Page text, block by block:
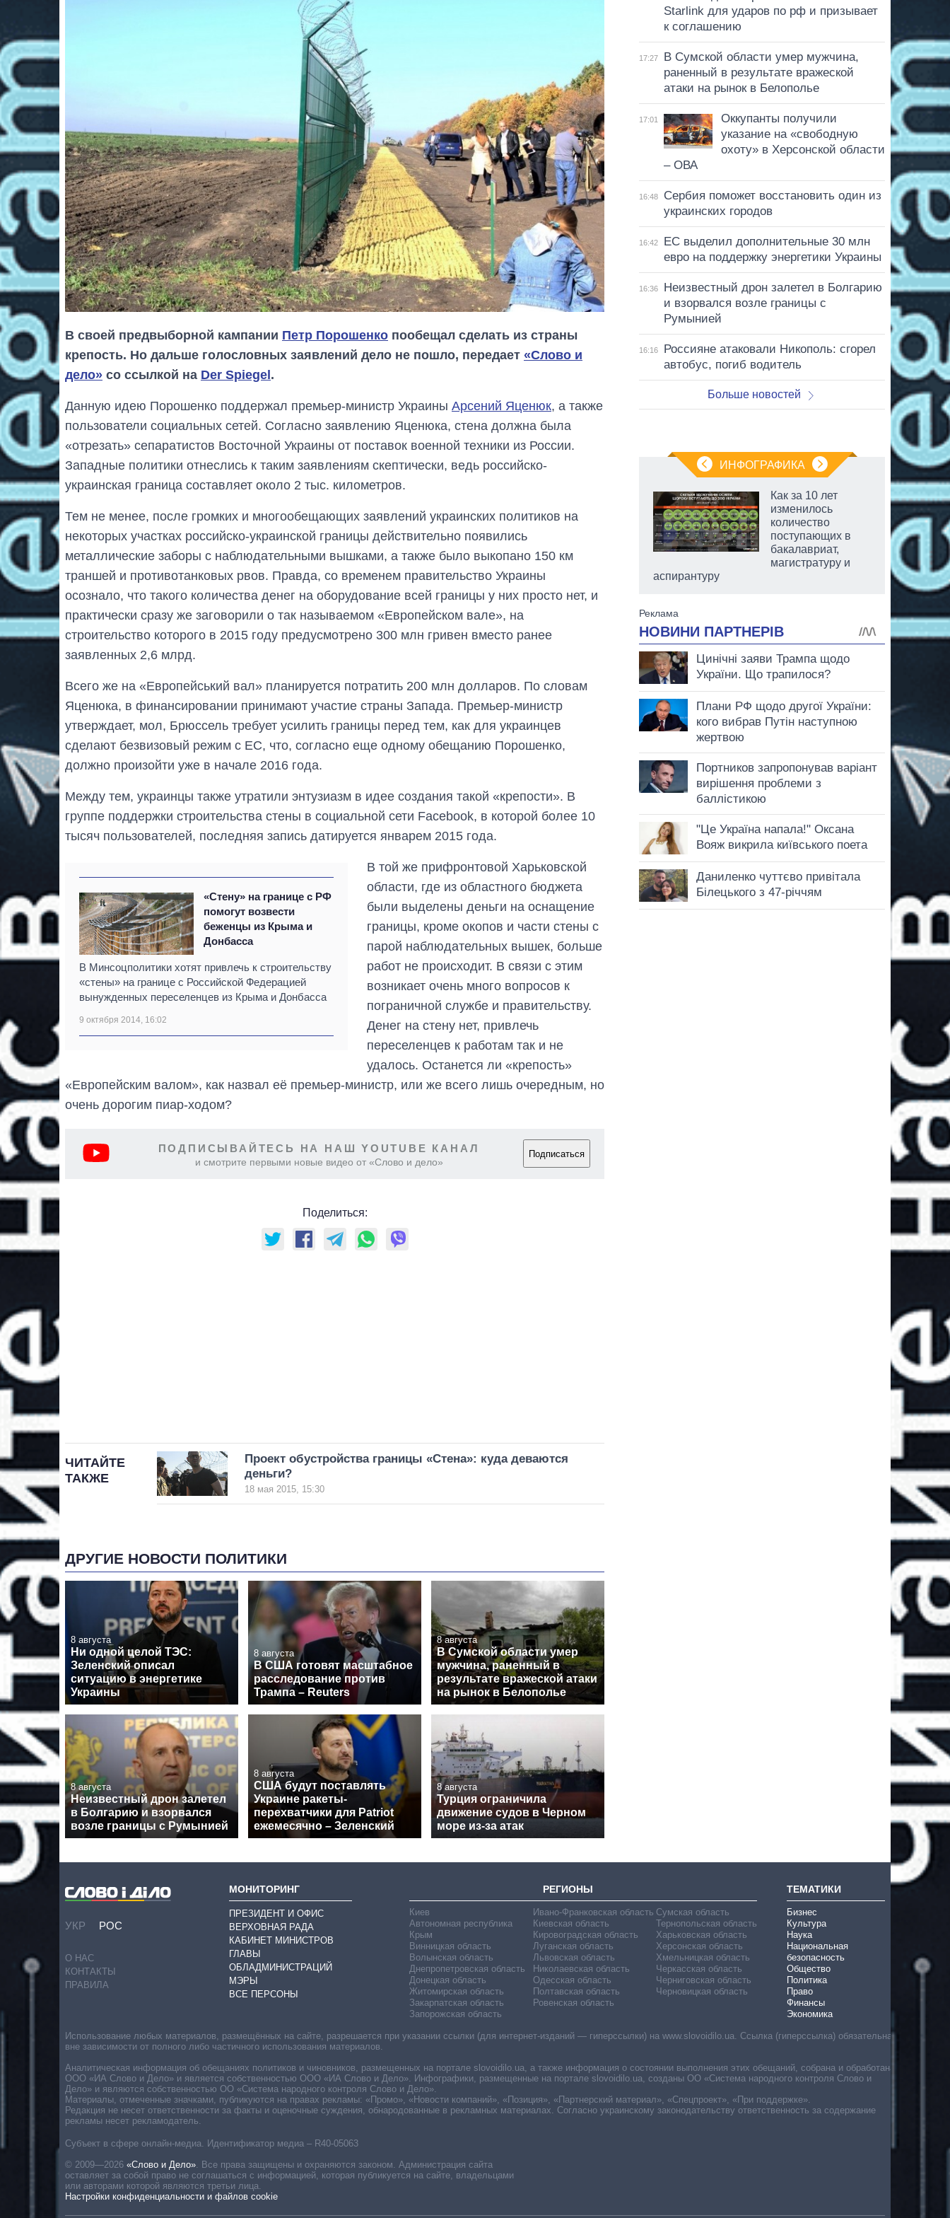
В своей предвыборной кампании Петр Порошенко пообещал сделать из страны
крепость. Но дальше голословных заявлений дело не пошло, передает «Слово и
дело» со ссылкой на Der Spiegel.
Данную идею Порошенко поддержал премьер-министр Украины Арсений Яценюк, а также
пользователи социальных сетей. Согласно заявлению Яценюка, стена должна была
«отрезать» сепаратистов Восточной Украины от поставок военной техники из России.
Западные политики отнеслись к таким заявлениям скептически, ведь российско-
украинская граница составляет около 2 тыс. километров.
Тем не менее, после громких и многообещающих заявлений украинских политиков на
некоторых участках российско-украинской границы действительно появились
металлические заборы с наблюдательными вышками, а также было выкопано 150 км
траншей и противотанковых рвов. Правда, со временем правительство Украины
осознало, что такого количества денег на оборудование всей границы у них просто нет, и
практически сразу же заговорили о так называемом «Европейском вале», на
строительство которого в 2015 году предусмотрено 300 млн гривен вместо ранее
заявленных 2,6 млрд.
Всего же на «Европейський вал» планируется потратить 200 млн долларов. По словам
Яценюка, в финансировании принимают участие страны Запада. Премьер-министр
утверждает, мол, Брюссель требует усилить границы перед тем, как для украинцев
сделают безвизовый режим с ЕС, что, согласно еще одному обещанию Порошенко,
должно произойти уже в начале 2016 года.
Между тем, украинцы также утратили энтузиазм в идее создания такой «крепости». В
группе поддержки строительства стены в социальной сети Facebook, в которой более 10
тысяч пользователей, последняя запись датируется январем 2015 года.
«Стену» на границе с РФ
помогут возвести
беженцы из Крыма и
Донбасса
В Минсоцполитики хотят привлечь к строительству
«стены» на границе с Российской Федерацией
вынужденных переселенцев из Крыма и Донбасса
9 октября 2014, 16:02
В той же прифронтовой Харьковской
области, где из областного бюджета
были выделены деньги на оснащение
границы, кроме окопов и части стены с
парой наблюдательных вышек, больше
работ не происходит. В связи с этим
возникает очень много вопросов к
пограничной службе и правительству.
Денег на стену нет, привлечь
переселенцев к работам так и не
удалось. Останется ли «крепость»
«Европейским валом», как назвал её премьер-министр, или же всего лишь очередным, но
очень дорогим пиар-ходом?
ПОДПИСЫВАЙТЕСЬ НА НАШ YOUTUBE КАНАЛ
и смотрите первыми новые видео от «Слово и дело»
Подписаться
Поделиться:
ЧИТАЙТЕ
ТАКЖЕ
Проект обустройства границы «Стена»: куда деваются
деньги?
18 мая 2015, 15:30
ДРУГИЕ НОВОСТИ ПОЛИТИКИ
8 августа
Ни одной целой ТЭС:
Зеленский описал
ситуацию в энергетике
Украины
8 августа
В США готовят масштабное
расследование против
Трампа – Reuters
8 августа
В Сумской области умер
мужчина, раненный в
результате вражеской атаки
на рынок в Белополье
8 августа
Неизвестный дрон залетел
в Болгарию и взорвался
возле границы с Румынией
8 августа
США будут поставлять
Украине ракеты-
перехватчики для Patriot
ежемесячно – Зеленский
8 августа
Турция ограничила
движение судов в Черном
море из-за атак
Starlink для ударов по рф и призывает
к соглашению
17:27
В Сумской области умер мужчина,
раненный в результате вражеской
атаки на рынок в Белополье
17:01
Оккупанты получили
указание на «свободную
охоту» в Херсонской области
– ОВА
16:48
Сербия поможет восстановить один из
украинских городов
16:42
ЕС выделил дополнительные 30 млн
евро на поддержку энергетики Украины
16:36
Неизвестный дрон залетел в Болгарию
и взорвался возле границы с
Румынией
16:16
Россияне атаковали Никополь: сгорел
автобус, погиб водитель
Больше новостей
ИНФОГРАФИКА
занимал
должность
руководителя СВР
Как за 10 лет
изменилось
количество
поступающих в
бакалавриат,
магистратуру и
аспирантуру
УКР РОС
О НАС
КОНТАКТЫ
ПРАВИЛА
МОНИТОРИНГ
ПРЕЗИДЕНТ И ОФИС
ВЕРХОВНАЯ РАДА
КАБИНЕТ МИНИСТРОВ
ГЛАВЫ
ОБЛАДМИНИСТРАЦИЙ
МЭРЫ
ВСЕ ПЕРСОНЫ
РЕГИОНЫ
Киев
Автономная республика
Крым
Винницкая область
Волынская область
Днепропетровская область
Донецкая область
Житомирская область
Закарпатская область
Запорожская область
Ивано-Франковская область
Киевская область
Кировоградская область
Луганская область
Львовская область
Николаевская область
Одесская область
Полтавская область
Ровенская область
Сумская область
Тернопольская область
Харьковская область
Херсонская область
Хмельницкая область
Черкасская область
Черниговская область
Черновицкая область
ТЕМАТИКИ
Бизнес
Культура
Наука
Национальная
безопасность
Общество
Политика
Право
Финансы
Экономика
Субъект в сфере онлайн-медиа. Идентификатор медиа – R40-05063
© 2009—2026 «Слово и Дело» Все права защищены и охраняются законом. Администрация сайта
оставляет за собой право не соглашаться с информацией, которая публикуется на сайте, владельцами
или авторами которой являются третьи лица.
Настройки конфиденциальности и файлов cookie
Использование любых материалов, размещённых на сайте, разрешается при указании ссылки (для интернет-изданий — гиперссылки) на www.slovoidilo.ua. Ссылка (гиперссылка) обязательна
вне зависимости от полного либо частичного использования материалов.
Аналитическая информация об обещаниях политиков и чиновников, размещенных на портале slovoidilo.ua, а также информация о состоянии выполнения этих обещаний, собрана и обработана
ООО «ИА Слово и Дело» и является собственностью ООО «ИА Слово и Дело». Инфографики, размещенные на портале slovoidilo.ua, созданы ОО «Система народного контроля Слово и
Дело» и являются собственностью ОО «Система народного контроля Слово и Дело».
Материалы, отмеченные значками, публикуются на правах рекламы: «Промо», «Новости компаний», «Позиция», «Партнерский материал», «Спецпроект», «При поддержке».
Редакция не несет ответственности за факты и оценочные суждения, обнародованные в рекламных материалах. Согласно украинскому законодательству ответственность за содержание
рекламы несет рекламодатель.